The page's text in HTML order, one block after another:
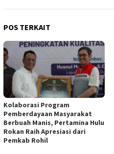
POS TERKAIT
Kolaborasi Program
Pemberdayaan Masyarakat
Berbuah Manis, Pertamina Hulu
Rokan Raih Apresiasi dari
Pemkab Rohil